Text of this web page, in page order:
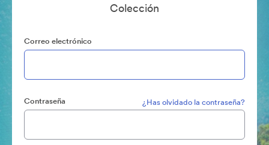
Colección
Correo electrónico
Contraseña ¿Has olvidado la contraseña?